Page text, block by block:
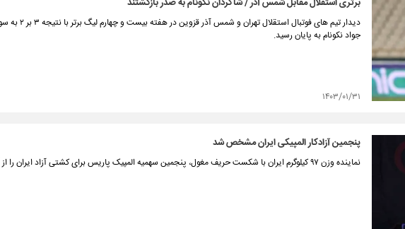
دیدار تیم های فوتبال استقلال
جواد نکونام به پایان رسید.
۱۴۰۳/۰۱/۳۱
پنجمین آزادکار المپیکی ایران مشخص شد
نماینده وزن ۹۷ کیلوگرم ایران با شکست حریف مغول، پنجمین سهمیه المپیک پاریس برای کشتی آزاد ایران را از آن خود کرد.